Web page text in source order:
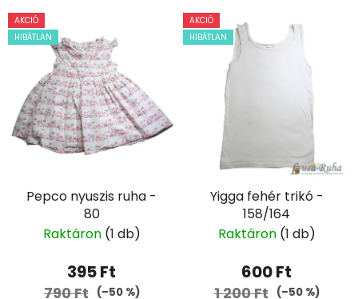
AKCIÓ
HIBÁTLAN
Pepco nyuszis ruha -
80
Raktáron (1 db)
395 Ft
790 Ft (–50 %)
AKCIÓ
HIBÁTLAN
Yigga fehér trikó -
158/164
Raktáron (1 db)
600 Ft
1 200 Ft (–50 %)